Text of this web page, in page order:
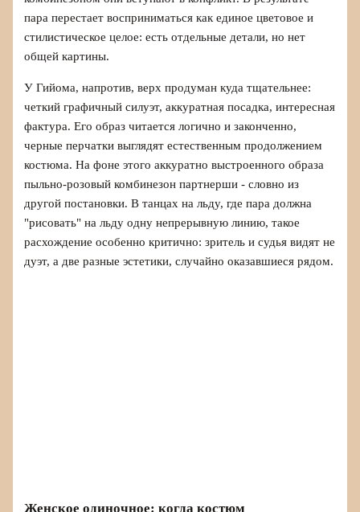
пара перестает восприниматься как единое цветовое и
стилистическое целое: есть отдельные детали, но нет
общей картины.
У Гийома, напротив, верх продуман куда тщательнее:
четкий графичный силуэт, аккуратная посадка, интересная
фактура. Его образ читается логично и законченно,
черные перчатки выглядят естественным продолжением
костюма. На фоне этого аккуратно выстроенного образа
пыльно-розовый комбинезон партнерши - словно из
другой постановки. В танцах на льду, где пара должна
"рисовать" на льду одну непрерывную линию, такое
расхождение особенно критично: зритель и судья видят не
дуэт, а две разные эстетики, случайно оказавшиеся рядом.
Женское одиночное: когда костюм